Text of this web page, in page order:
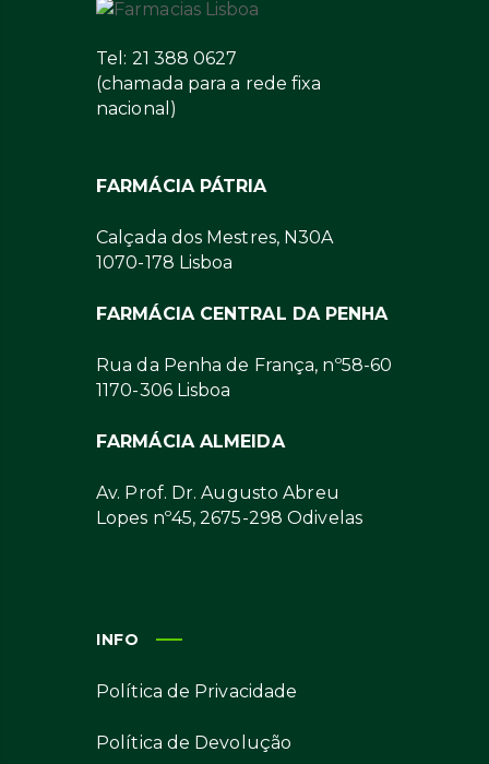
Tel: 21 388 0627
(chamada para a rede fixa
nacional)
FARMÁCIA PÁTRIA
Calçada dos Mestres, N30A
1070-178 Lisboa
FARMÁCIA CENTRAL DA PENHA
Rua da Penha de França, nº58-60
1170-306 Lisboa
FARMÁCIA ALMEIDA
Av. Prof. Dr. Augusto Abreu
Lopes nº45, 2675-298 Odivelas
INFO
Política de Privacidade
Política de Devolução